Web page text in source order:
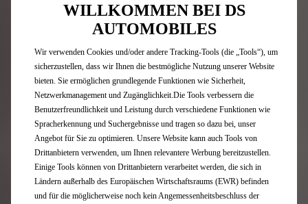
WILLKOMMEN BEI DS
AUTOMOBILES
Wir verwenden Cookies und/oder andere Tracking-Tools (die „Tools“), um
sicherzustellen, dass wir Ihnen die bestmögliche Nutzung unserer Website
bieten. Sie ermöglichen grundlegende Funktionen wie Sicherheit,
Netzwerkmanagement und Zugänglichkeit.Die Tools verbessern die
Benutzerfreundlichkeit und Leistung durch verschiedene Funktionen wie
Spracherkennung und Suchergebnisse und tragen so dazu bei, unser
Angebot für Sie zu optimieren. Unsere Website kann auch Tools von
Drittanbietern verwenden, um Ihnen relevantere Werbung bereitzustellen.
Einige Tools können von Drittanbietern verarbeitet werden, die sich in
Ländern außerhalb des Europäischen Wirtschaftsraums (EWR) befinden
und für die möglicherweise noch kein Angemessenheitsbeschluss der